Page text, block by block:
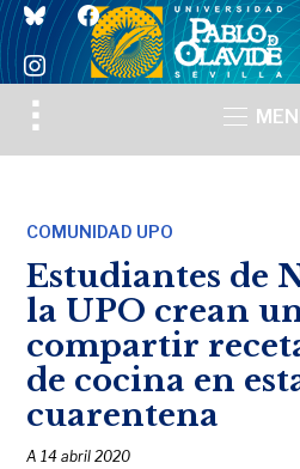
blueskyfacebook
instagram
Toggle
sidebar
COMUNIDAD UPO
Estudiantes de
la UPO crean
compartir
de cocina en
cuarentena
A14 abril 2020